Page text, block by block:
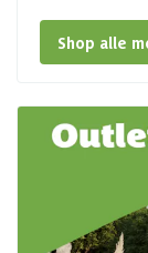
Shop alle